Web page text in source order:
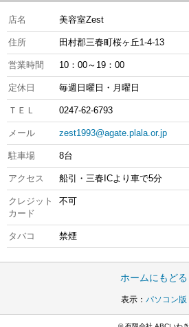
店名 美容室Zest
住所 田村郡三春町桜ヶ丘1-4-13
営業時間 10：00～19：00
定休日 毎週日曜日・月曜日
ＴＥＬ 0247-62-6793
メール zest1993@agate.plala.or.jp
駐車場 8台
アクセス 船引・三春ICより車で5分
クレジット
カード
不可
タバコ 禁煙
ホームにもどる
表示： パソコン版